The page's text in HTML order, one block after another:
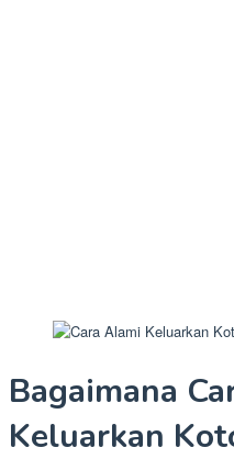
Bagaimana
Keluarkan